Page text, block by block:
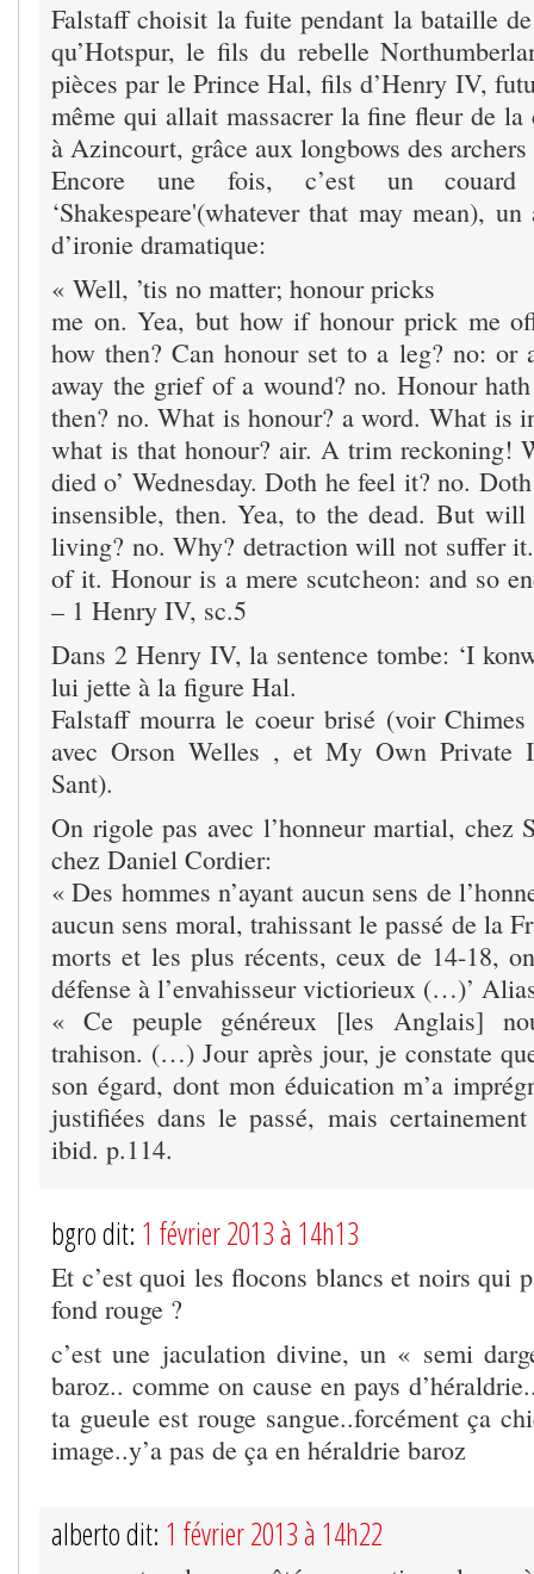
Falstaff choisit la fuite pendant la bataille
qu’Hotspur, le fils du rebelle
pièces par le Prince Hal, fils d’Henry IV,
même qui allait massacrer la fine fleur de la
à Azincourt, grâce aux longbows des
Encore une fois, c’est un
‘Shakespeare'(whatever that may mean),
d’ironie dramatique:
« Well, ’tis no matter; honour pricks
me on. Yea, but how if honour prick me
how then? Can honour set to a leg? no: or
away the grief of a wound? no. Honour
then? no. What is honour? a word. What is
what is that honour? air. A trim reckoning!
died o’ Wednesday. Doth he feel it? no.
insensible, then. Yea, to the dead. But
living? no. Why? detraction will not suffer
of it. Honour is a mere scutcheon: and so
– 1 Henry IV, sc.5
Dans 2 Henry IV, la sentence tombe: ‘I
lui jette à la figure Hal.
Falstaff mourra le coeur brisé (voir
avec Orson Welles , et My Own Private
Sant).
On rigole pas avec l’honneur martial, chez
chez Daniel Cordier:
« Des hommes n’ayant aucun sens de
aucun sens moral, trahissant le passé de la
morts et les plus récents, ceux de 14-18,
défense à l’envahisseur victiorieux (…)’
« Ce peuple généreux [les Anglais]
trahison. (…) Jour après jour, je constate
son égard, dont mon éduication m’a
justifiées dans le passé, mais
ibid. p.114.
bgro dit: 1 février 2013 à 14h13
Et c’est quoi les flocons blancs et noirs qui
fond rouge ?
c’est une jaculation divine, un « semi
baroz.. comme on cause en pays
ta gueule est rouge sangue..forcément ça
image..y’a pas de ça en héraldrie baroz
alberto dit: 1 février 2013 à 14h22